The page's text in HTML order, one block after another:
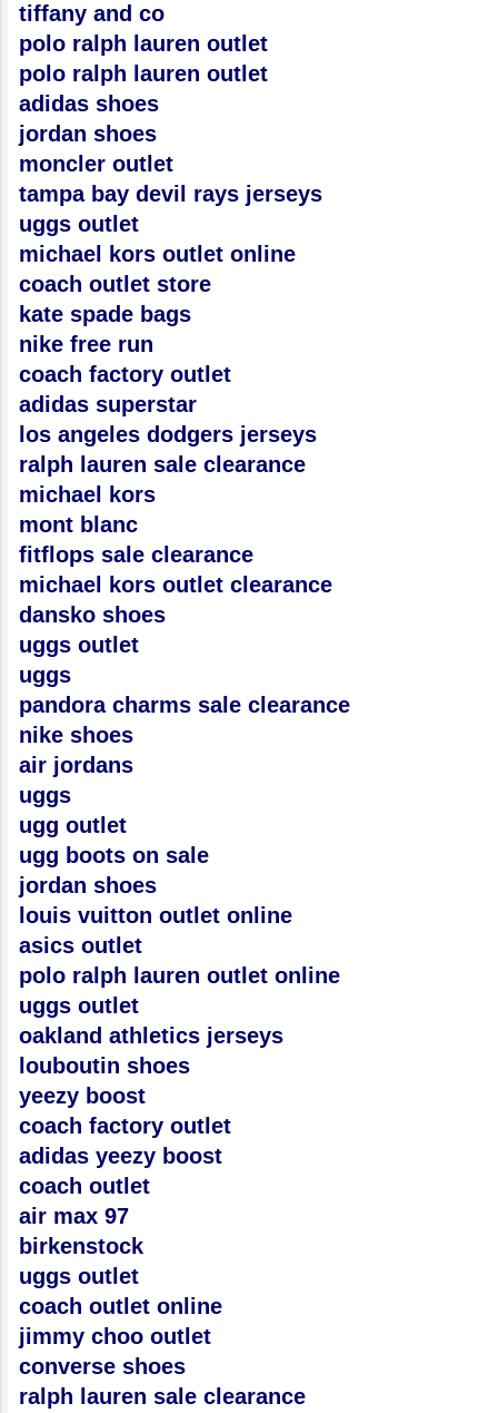
tiffany and co
polo ralph lauren outlet
polo ralph lauren outlet
adidas shoes
jordan shoes
moncler outlet
tampa bay devil rays jerseys
uggs outlet
michael kors outlet online
coach outlet store
kate spade bags
nike free run
coach factory outlet
adidas superstar
los angeles dodgers jerseys
ralph lauren sale clearance
michael kors
mont blanc
fitflops sale clearance
michael kors outlet clearance
dansko shoes
uggs outlet
uggs
pandora charms sale clearance
nike shoes
air jordans
uggs
ugg outlet
ugg boots on sale
jordan shoes
louis vuitton outlet online
asics outlet
polo ralph lauren outlet online
uggs outlet
oakland athletics jerseys
louboutin shoes
yeezy boost
coach factory outlet
adidas yeezy boost
coach outlet
air max 97
birkenstock
uggs outlet
coach outlet online
jimmy choo outlet
converse shoes
ralph lauren sale clearance